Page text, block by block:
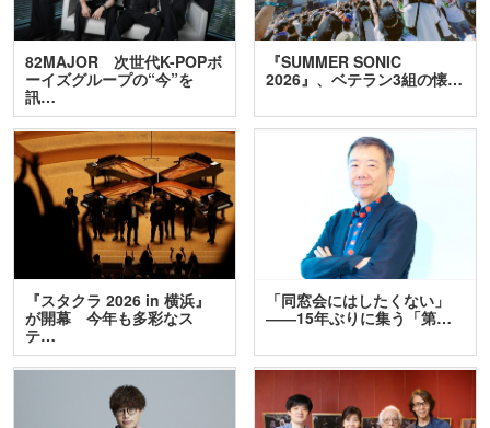
82MAJOR 次世代K-POPボ
ーイズグループの“今”を
訊…
『SUMMER SONIC
2026』、ベテラン3組の懐…
『スタクラ 2026 in 横浜』
が開幕 今年も多彩なス
テ…
「同窓会にはしたくない」
――15年ぶりに集う「第…